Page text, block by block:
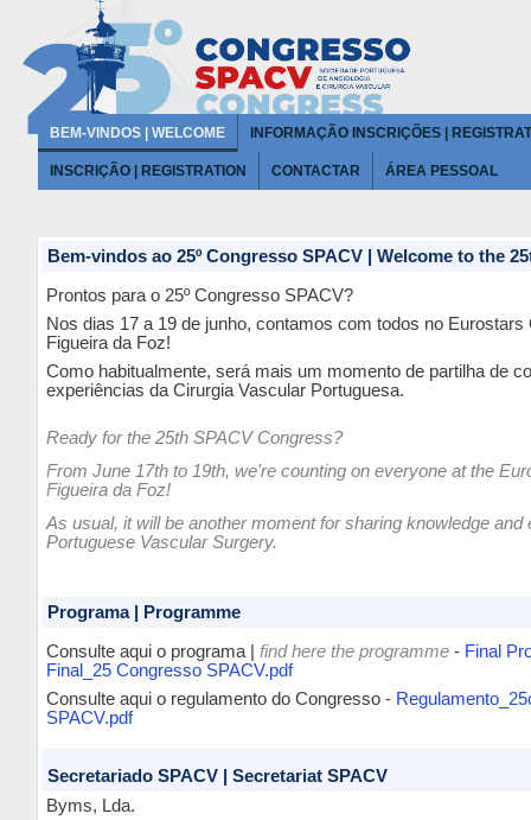
BEM-VINDOS | WELCOME INFORMAÇÃO INSCRIÇÕES |
INSCRIÇÃO | REGISTRATION CONTACTAR ÁREA PESSOAL
Bem-vindos ao 25º Congresso SPACV | Welcome to the
Prontos para o 25º Congresso SPACV?
Nos dias 17 a 19 de junho, contamos com todos no Eurostars
Figueira da Foz!
Como habitualmente, será mais um momento de partilha de
experiências da Cirurgia Vascular Portuguesa.
Ready for the 25th SPACV Congress?
From June 17th to 19th, we're counting on everyone at the
Figueira da Foz!
As usual, it will be another moment for sharing knowledge and
Portuguese Vascular Surgery.
Programa | Programme
Consulte aqui o programa | find here the programme - Final
Final_25 Congresso SPACV.pdf
Consulte aqui o regulamento do Congresso -
SPACV.pdf
Secretariado SPACV | Secretariat SPACV
Byms, Lda.